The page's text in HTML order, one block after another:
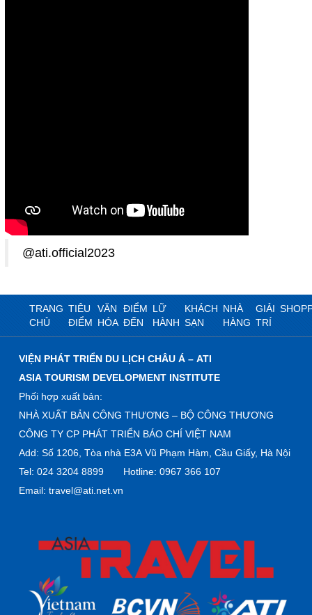
@ati.official2023
TRANG
CHỦ
TIÊU
ĐIỂM
VĂN
HÓA
ĐIỂM
ĐẾN
LỮ
HÀNH
KHÁCH
SẠN
NHÀ
HÀNG
GIẢI
TRÍ
VIỆN PHÁT TRIỂN DU LỊCH CHÂU Á – ATI
ASIA TOURISM DEVELOPMENT INSTITUTE
Phối hợp xuất bản:
NHÀ XUẤT BẢN CÔNG THƯƠNG – BỘ CÔNG THƯƠNG
CÔNG TY CP PHÁT TRIỂN BÁO CHÍ VIỆT NAM
Add: Số 1206, Tòa nhà E3A Vũ Phạm Hàm, Cầu Giấy, Hà Nội
Tel: 024 3204 8899 Hotline: 0967 366 107
Email: travel@ati.net.vn